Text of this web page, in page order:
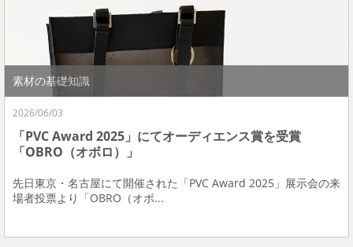
素材の基礎知識
2026/06/03
「PVC Award 2025」にてオーディエンス賞を受賞
「OBRO（オボロ）」
先日東京・名古屋にて開催された「PVC Award 2025」展示会の来
場者投票より「OBRO（オボ...